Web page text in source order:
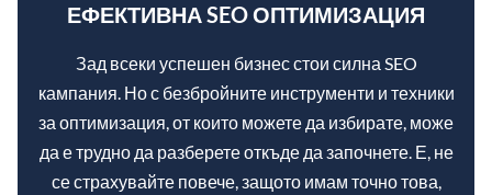
ЕФЕКТИВНА SEO ОПТИМИЗАЦИЯ
Зад всеки успешен бизнес стои силна SEO
кампания. Но с безбройните инструменти и техники
за оптимизация, от които можете да избирате, може
да е трудно да разберете откъде да започнете. Е, не
се страхувайте повече, защото имам точно това,